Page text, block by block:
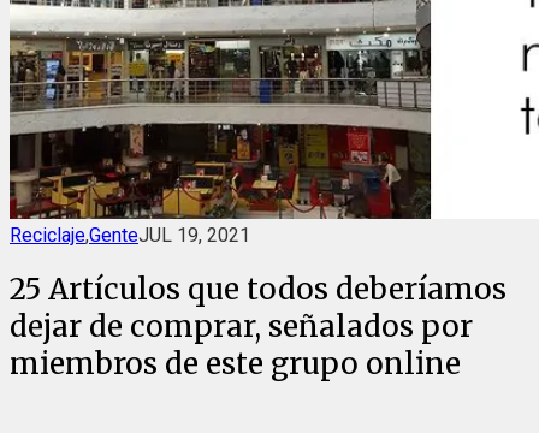
Reciclaje,GenteJUL 19, 2021
25 Artículos que todos deberíamos
dejar de comprar, señalados por
miembros de este grupo online